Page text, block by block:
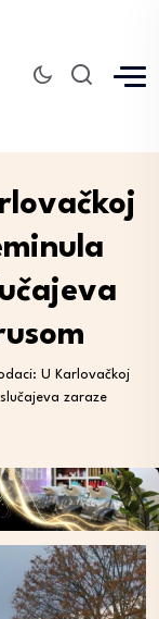
U Karlovačkoj
zaraze